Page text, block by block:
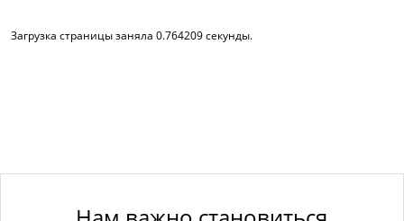
Загрузка страницы заняла 0.764209 секунды.